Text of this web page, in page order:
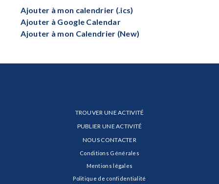
Ajouter à mon calendrier (.ics)
Ajouter à Google Calendar
Ajouter à mon Calendrier (New)
TROUVER UNE ACTIVITÉ
PUBLIER UNE ACTIVITÉ
NOUS CONTACTER
Conditions Générales
Mentions légales
Politique de confidentialité